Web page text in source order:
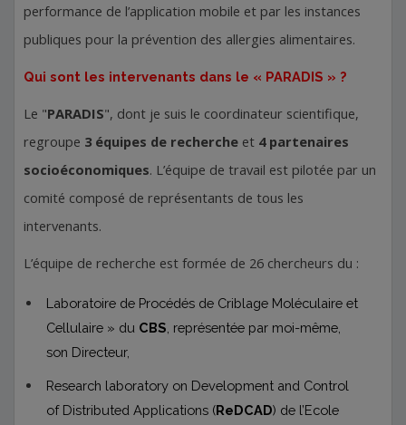
performance de l’application mobile et par les instances
publiques pour la prévention des allergies alimentaires.
Qui sont les intervenants dans le « PARADIS » ?
Le "PARADIS", dont je suis le coordinateur scientifique,
regroupe 3 équipes de recherche et 4 partenaires
socioéconomiques. L’équipe de travail est pilotée par un
comité composé de représentants de tous les
intervenants.
L’équipe de recherche est formée de 26 chercheurs du :
Laboratoire de Procédés de Criblage Moléculaire et
Cellulaire » du CBS , représentée par moi-même,
son Directeur,
Research laboratory on Development and Control
of Distributed Applications (ReDCAD) de l’Ecole